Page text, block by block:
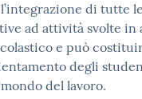
di tutte le
ad attività svolte in
e può
degli
del lavoro.